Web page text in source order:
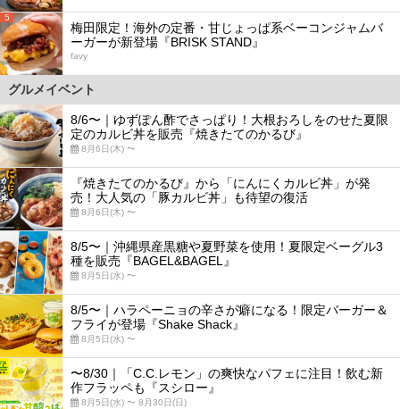
5
梅田限定！海外の定番・甘じょっぱ系ベーコンジャムバ
ーガーが新登場『BRISK STAND』
favy
グルメイベント
8/6〜｜ゆずぽん酢でさっぱり！大根おろしをのせた夏限
定のカルビ丼を販売『焼きたてのかるび』
8月6日(木) 〜
『焼きたてのかるび』から「にんにくカルビ丼」が発
売！大人気の「豚カルビ丼」も待望の復活
8月6日(木) 〜
8/5〜｜沖縄県産黒糖や夏野菜を使用！夏限定ベーグル3
種を販売『BAGEL&BAGEL』
8月5日(水) 〜
8/5〜｜ハラペーニョの辛さが癖になる！限定バーガー＆
フライが登場『Shake Shack』
8月5日(水) 〜
〜8/30｜「C.C.レモン」の爽快なパフェに注目！飲む新
作フラッペも『スシロー』
8月5日(水) 〜 8月30日(日)